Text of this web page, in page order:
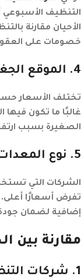
التنظيف
الأحيان مقارنة
خصومات على
4. الموقع
تختلف الأسعار حسب
غالبًا ما تكون فيها
الصغيرة بسبب
5. نوع
الشركات التي
تفرض أسعارًا
إضافية لضمان جودة
مقارنة بين
1. شركات